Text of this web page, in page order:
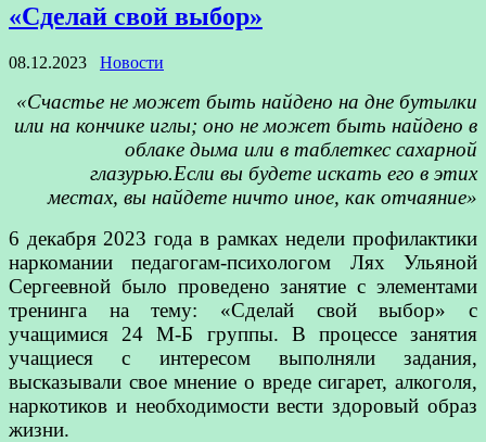
«Сделай свой выбор»
08.12.2023 Новости
«Счастье не может быть найдено на дне бутылки
или на кончике иглы; оно не может быть найдено в
облаке дыма или в таблеткес сахарной
глазурью.Если вы будете искать его в этих
местах, вы найдете ничто иное, как отчаяние»
6 декабря 2023 года в рамках недели профилактики
наркомании педагогам-психологом Лях Ульяной
Сергеевной было проведено занятие с элементами
тренинга на тему: «Сделай свой выбор» с
учащимися 24 М-Б группы. В процессе занятия
учащиеся с интересом выполняли задания,
высказывали свое мнение о вреде сигарет, алкоголя,
наркотиков и необходимости вести здоровый образ
жизни.